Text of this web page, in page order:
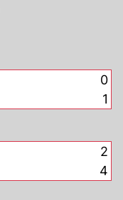
0
1
2
4